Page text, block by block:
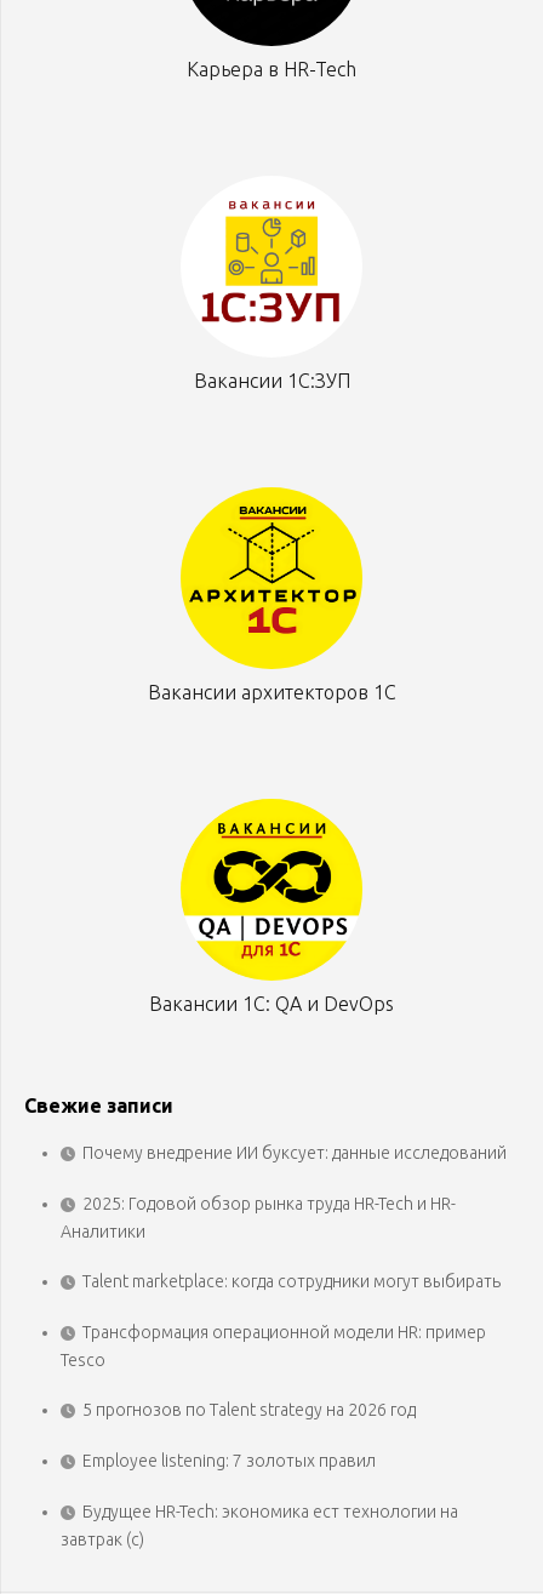
Карьера в HR-Tech
Вакансии 1С:ЗУП
Вакансии архитекторов 1С
Вакансии 1С: QA и DevOps
Свежие записи
Почему внедрение ИИ буксует: данные исследований
2025: Годовой обзор рынка труда HR-Tech и HR-
Аналитики
Talent marketplace: когда сотрудники могут выбирать
Трансформация операционной модели HR: пример
Tesco
5 прогнозов по Talent strategy на 2026 год
Employee listening: 7 золотых правил
Будущее HR-Tech: экономика ест технологии на
завтрак (с)